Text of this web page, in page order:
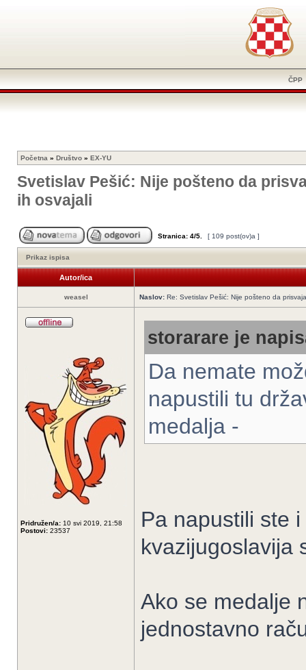
ČPP
Početna » Društvo » EX-YU
Svetislav Pešić: Nije pošteno da
ih osvajali
Stranica: 4/5 [ 109 post(ov)a ]
Prikaz ispisa
Autor/ica
weasel Naslov: Re: Svetislav Pešić: Nije pošteno da
Pridružen/a: 10 svi 2019, 21:58
Postovi: 23537
storarare je
Da nemate
napustili tu
medalja -
Pa napustili ste
kvazijugoslavija
Ako se medalje
jednostavno